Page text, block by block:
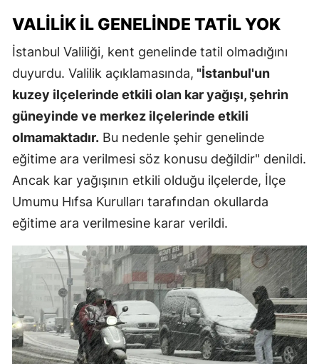
VALILIK İL GENELINDE TATIL YOK
İstanbul Valiliği, kent genelinde tatil olmadığını
duyurdu. Valilik açıklamasında, "İstanbul'un
kuzey ilçelerinde etkili olan kar yağışı, şehrin
güneyinde ve merkez ilçelerinde etkili
olmamaktadır. Bu nedenle şehir genelinde
eğitime ara verilmesi söz konusu değildir" denildi.
Ancak kar yağışının etkili olduğu ilçelerde, İlçe
Umumu Hıfsa Kurulları tarafından okullarda
eğitime ara verilmesine karar verildi.